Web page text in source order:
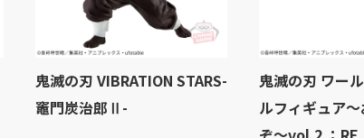
鬼滅の刃 VIBRATION STARS-
竈門炭治郎Ⅱ-
鬼滅の刃 ワー
ルフィギュア